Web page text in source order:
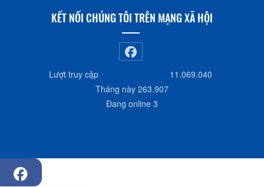
KẾT NỐI CHÚNG TÔI TRÊN MẠNG XÃ HỘI
Lượt truy cập
11.069.040
Tháng này 263.907
Đang online 3